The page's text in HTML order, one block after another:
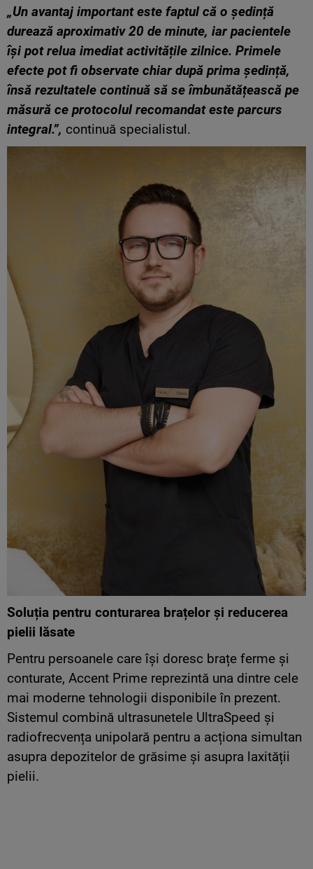
„Un avantaj important este faptul că o ședință
durează aproximativ 20 de minute, iar pacientele
își pot relua imediat activitățile zilnice. Primele
efecte pot fi observate chiar după prima ședință,
însă rezultatele continuă să se îmbunătățească pe
măsură ce protocolul recomandat este parcurs
integral.”, continuă specialistul.
Soluția pentru conturarea brațelor și reducerea
pielii lăsate
Pentru persoanele care își doresc brațe ferme și
conturate, Accent Prime reprezintă una dintre cele
mai moderne tehnologii disponibile în prezent.
Sistemul combină ultrasunetele UltraSpeed și
radiofrecvența unipolară pentru a acționa simultan
asupra depozitelor de grăsime și asupra laxității
pielii.